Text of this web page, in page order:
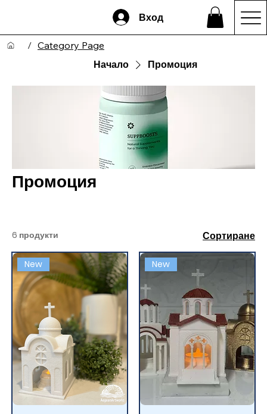
Вход
/ Category Page
Начало Промоция
Промоция
6 продукти Сортиране
New New